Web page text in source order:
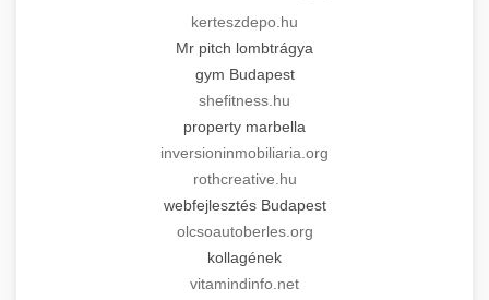
kerteszdepo.hu
Mr pitch lombtrágya
gym Budapest
shefitness.hu
property marbella
inversioninmobiliaria.org
rothcreative.hu
webfejlesztés Budapest
olcsoautoberles.org
kollagének
vitamindinfo.net